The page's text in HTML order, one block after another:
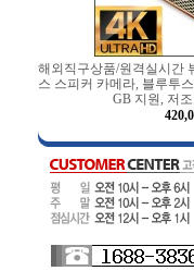
해외직구상품/원격실시간
스 스피커 카메라, 블루투
GB 지원, 저